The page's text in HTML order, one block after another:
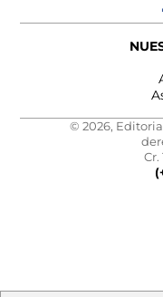
© 2026,
Cr.